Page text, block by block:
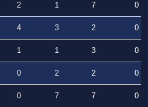
2 1 7
0
4 3 2
0
1 1 3
0
0 2 2
0
0 7 7
0